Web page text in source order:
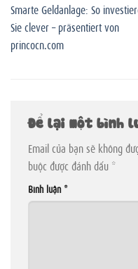
Smarte Geldanlage: So
Sie clever – präsentiert von
princocn.com
Để lại một bình
Email của bạn sẽ không
buộc được đánh dấu *
Bình luận *